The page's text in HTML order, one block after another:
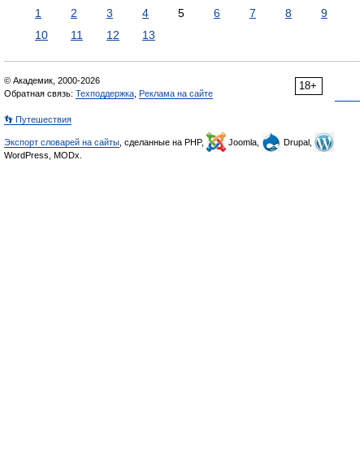
1 2 3 4 5 6 7 8
9
10
11 12 13
18+
© Академик, 2000-2026
Обратная связь: Техподдержка Реклама на сайте
👣 Путешествия
Экспорт словарей на сайты , сделанные на PHP, Joomla,
Drupal,
WordPress, MODx.